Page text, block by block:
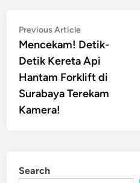
Post
navigation
Previous ArticlePrevious
article:
Mencekam! Detik-
Detik Kereta Api
Hantam Forklift di
Surabaya Terekam
Kamera!
Search